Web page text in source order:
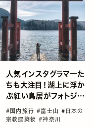
人気インスタグラマーた
ちも大注目！湖上に浮か
ぶ紅い鳥居がフォトジェ
ニックなパワースポット
♡
#国内旅行#富士山#日本の
宗教建築物#神奈川